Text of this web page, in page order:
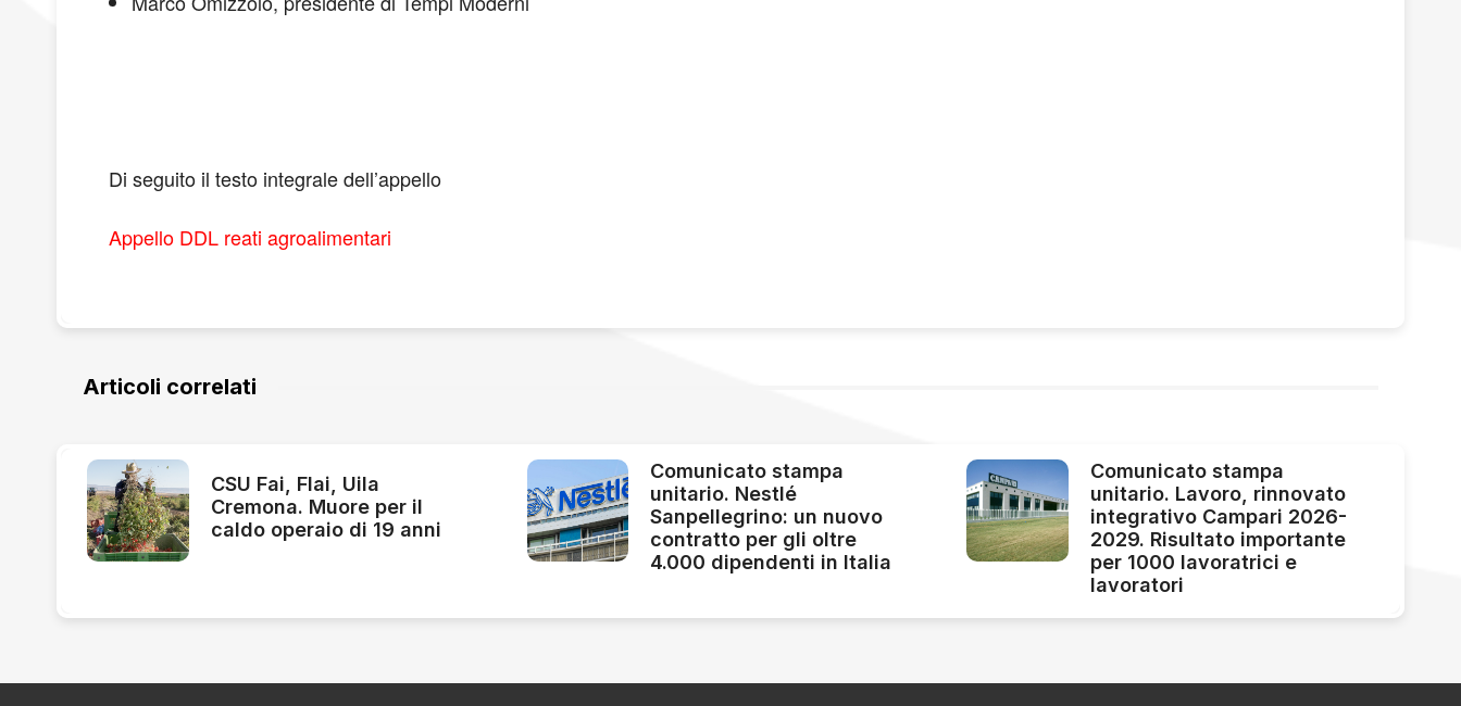
Di seguito il testo integrale dell’appello
Appello DDL reati agroalimentari
Articoli correlati
CSU Fai, Flai, Uila
Cremona. Muore per il
caldo operaio di 19 anni
Comunicato stampa
unitario. Nestlé
Sanpellegrino: un nuovo
contratto per gli oltre
4.000 dipendenti in Italia
Comunicato stampa
unitario. Lavoro, rinnovato
integrativo Campari 2026-
2029. Risultato importante
per 1000 lavoratrici e
lavoratori